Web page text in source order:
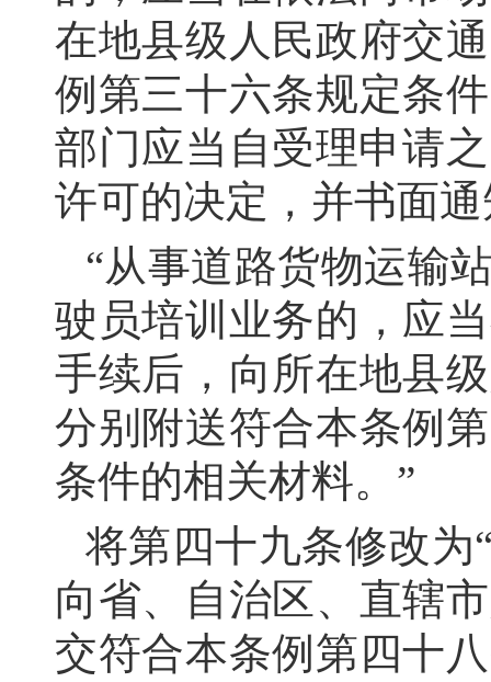
在地县级人民政府交
例第三十六条规定条
部门应当自受理申请
许可的决定，并书面
“从事道路货物运输
驶员培训业务的，应
手续后，向所在地县
分别附送符合本条例
条件的相关材料。”
将第四十九条修改为
向省、自治区、直辖
交符合本条例第四十